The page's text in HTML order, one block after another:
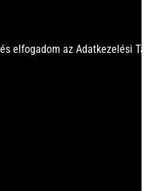
elfogadom az Adatkezelési